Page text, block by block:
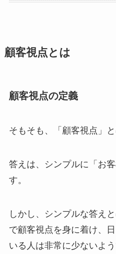
顧客視点とは
顧客視点の定義
そもそも、「顧客視点」
答えは、シンプルに「お
す。
しかし、シンプルな答え
で顧客視点を身に着け、
いる人は非常に少ないよう